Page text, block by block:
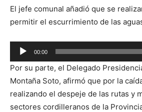
El jefe comunal añadió que se
permitir el escurrimiento de las
Reproductor
de
audio
00:00
Por su parte, el Delegado
Montaña Soto, afirmó que por la
realizando el despeje de las rutas y
sectores cordilleranos de la